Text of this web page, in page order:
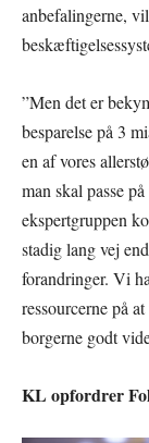
anbefalingerne,
”Men det er
besparelse på 3
en af vores
man skal passe
ekspertgruppen
stadig lang vej
forandringer. Vi
ressourcerne på
borgerne godt
KL opfordrer